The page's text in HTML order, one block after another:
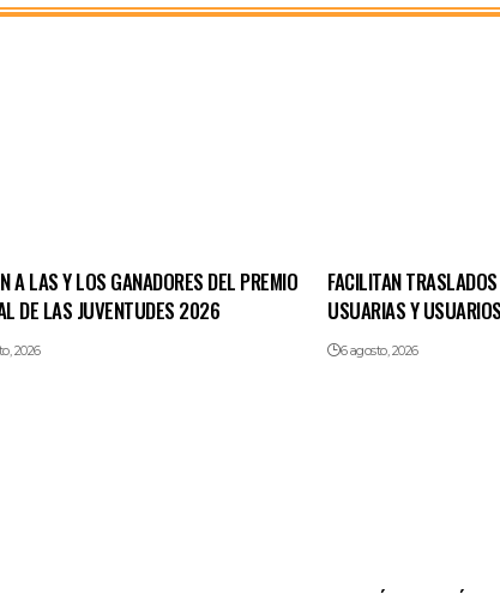
A LAS Y LOS GANADORES DEL PREMIO
DE LAS JUVENTUDES 2026
2026
FACILITAN
USUARIAS Y
6 agosto, 2026